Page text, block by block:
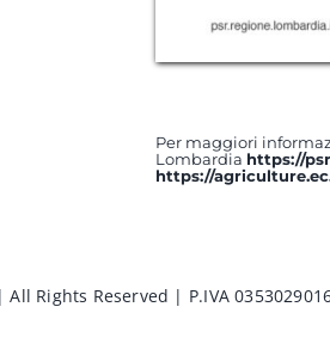
Per maggiori
Lombardia https://
https://
Rights Reserved | P.IVA